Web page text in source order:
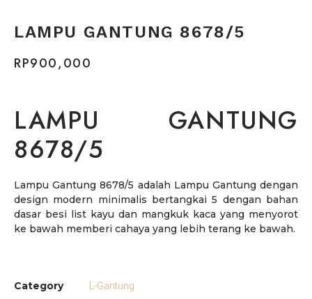
LAMPU GANTUNG 8678/5
RP900,000
LAMPU GANTUNG
8678/5
Lampu Gantung 8678/5 adalah Lampu Gantung dengan
design modern minimalis bertangkai 5 dengan bahan
dasar besi list kayu dan mangkuk kaca yang menyorot
ke bawah memberi cahaya yang lebih terang ke bawah.
Category L-Gantung